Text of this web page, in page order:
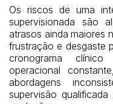
Os riscos de uma
supervisionada são
atrasos ainda maiores
frustração e desgaste
cronograma
operacional
abordagens
supervisão